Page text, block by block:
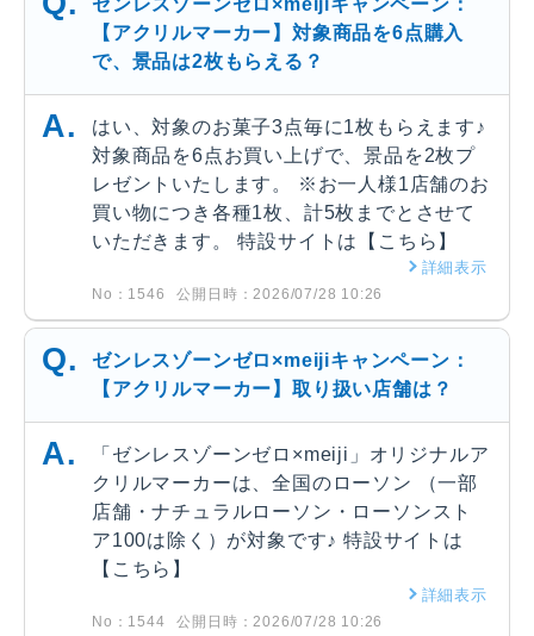
【アクリルマーカー】対象商品を6点購入
で、景品は2枚もらえる？
はい、対象のお菓子3点毎に1枚もらえます♪
対象商品を6点お買い上げで、景品を2枚プ
レゼントいたします。 ※お一人様1店舗のお
買い物につき各種1枚、計5枚までとさせて
いただきます。 特設サイトは【こちら】
詳細表示
No：1546 公開日時：2026/07/28 10:26
ゼンレスゾーンゼロ×meijiキャンペーン：
【アクリルマーカー】取り扱い店舗は？
「ゼンレスゾーンゼロ×meiji」オリジナルア
クリルマーカーは、全国のローソン （一部
店舗・ナチュラルローソン・ローソンスト
ア100は除く）が対象です♪ 特設サイトは
【こちら】
詳細表示
No：1544 公開日時：2026/07/28 10:26